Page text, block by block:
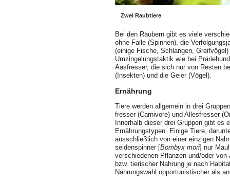
Zwei Raubtiere
Bei den Räubern gibt es viele
ohne Falle (Spinnen), die
(einige Fische, Schlangen,
Umzingelungstaktik wie bei
Aasfresser, die sich nur von Resten
(Insekten) und die Geier (Vögel).
Ernährung
Tiere werden allgemein in drei
fresser (Carnivore) und Allesfresser
Innerhalb dieser drei Gruppen gibt es
Ernährungstypen. Einige Tiere,
ausschließlich von einer einzigen
seiden­spinner [Bombyx mori] nur
verschiedenen Pflanzen und/oder
bzw. tierischer Nahrung je nach
Nah­rungswahl opportunistischer als